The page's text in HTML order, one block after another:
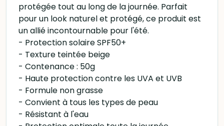
protégée tout au long de la journée. Parfait
pour un look naturel et protégé, ce produit est
un allié incontournable pour l'été.
- Protection solaire SPF50+
- Texture teintée beige
- Contenance : 50g
- Haute protection contre les UVA et UVB
- Formule non grasse
- Convient à tous les types de peau
- Résistant à l'eau